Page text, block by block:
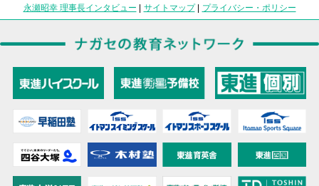
永瀬昭幸 理事長インタビュー | サイトマップ| プライバシー・ポリシー